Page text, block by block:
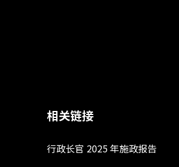
相关链接
行政长官 2025 年施政报告